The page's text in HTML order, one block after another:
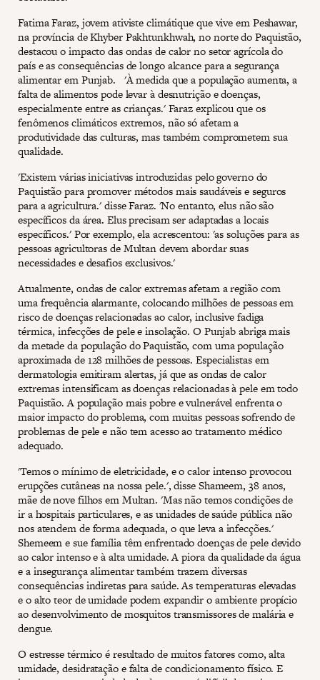
Fatima Faraz, jovem ativiste climátique que vive em Peshawar,
na província de Khyber Pakhtunkhwah, no norte do Paquistão,
destacou o impacto das ondas de calor no setor agrícola do
país e as consequências de longo alcance para a segurança
alimentar em Punjab. 'À medida que a população aumenta, a
falta de alimentos pode levar à desnutrição e doenças,
especialmente entre as crianças.' Faraz explicou que os
fenômenos climáticos extremos, não só afetam a
produtividade das culturas, mas também comprometem sua
qualidade.
'Existem várias iniciativas introduzidas pelo governo do
Paquistão para promover métodos mais saudáveis e seguros
para a agricultura.' disse Faraz. 'No entanto, elus não são
específicos da área. Elus precisam ser adaptadas a locais
específicos.' Por exemplo, ela acrescentou: 'as soluções para as
pessoas agricultoras de Multan devem abordar suas
necessidades e desafios exclusivos.'
Atualmente, ondas de calor extremas afetam a região com
uma frequência alarmante, colocando milhões de pessoas em
risco de doenças relacionadas ao calor, inclusive fadiga
térmica, infecções de pele e insolação. O Punjab abriga mais
da metade da população do Paquistão, com uma população
aproximada de 128 milhões de pessoas. Especialistas em
dermatologia emitiram alertas, já que as ondas de calor
extremas intensificam as doenças relacionadas à pele em todo
Paquistão. A população mais pobre e vulnerável enfrenta o
maior impacto do problema, com muitas pessoas sofrendo de
problemas de pele e não tem acesso ao tratamento médico
adequado.
'Temos o mínimo de eletricidade, e o calor intenso provocou
erupções cutâneas na nossa pele.', disse Shameem, 38 anos,
mãe de nove filhos em Multan. 'Mas não temos condições de
ir a hospitais particulares, e as unidades de saúde pública não
nos atendem de forma adequada, o que leva a infecções.'
Shemeem e sue família têm enfrentado doenças de pele devido
ao calor intenso e à alta umidade. A piora da qualidade da água
e a insegurança alimentar também trazem diversas
consequências indiretas para saúde. As temperaturas elevadas
e o alto teor de umidade podem expandir o ambiente propício
ao desenvolvimento de mosquitos transmissores de malária e
dengue.
O estresse térmico é resultado de muitos fatores como, alta
umidade, desidratação e falta de condicionamento físico. E